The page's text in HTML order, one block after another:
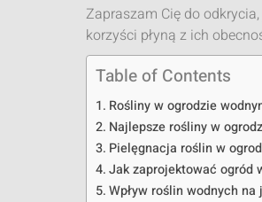
Zapraszam Cię do
korzyści płyną z ich
Table of Contents
Rośliny w ogrodzie
Najlepsze rośliny w
Pielęgnacja roślin w
Jak zaprojektować ogród
Wpływ roślin wodnych